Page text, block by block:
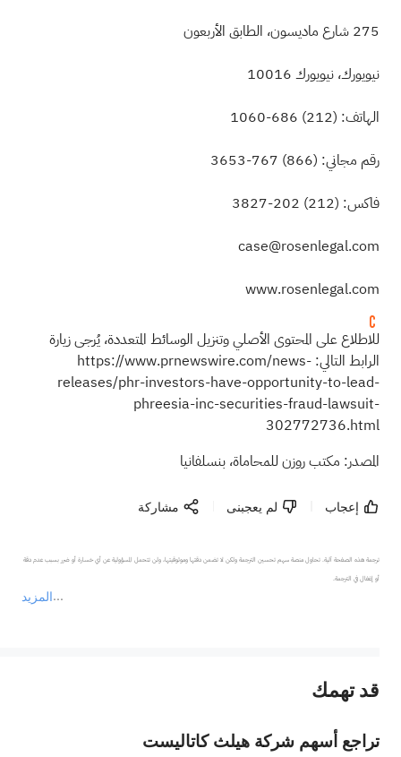
275 شارع ماديسون، الطابق الأربعون
نيويورك، نيويورك 10016
الهاتف: (212)
رقم مجاني: (866)
فاكس: (212)
case@rosenlegal.com
www.rosenlegal.com
للاطلاع على المحتوى الأصلي وتنزيل الوسائط المتعددة، يُرجى زيارة
الرابط التالي: https://www.prnewswire.com/news-
releases/phr-investors-have-opportunity-to-lead-
phreesia-inc-securities-fraud-lawsuit-
302772736.html
المصدر: مكتب روزن للمحاماة، بنسلفانيا
إعجاب لم يعجبنى مشاركة
المزيد
ترجمة هذه الصفحة آلية. تحاول منصة سهم تحسين الترجمة ولكن لا تضمن دقتها وموثوقيتها، ولن تتحمل المسؤولية عن أي خسارة أو ضرر بسبب عدم دقة
أو إغفال في الترجمة.
عند الضرورة، يرجى استشارة مستشار استثمار محترف. لا تقدم منصة سهم أي مشورة استثمارية، ولا تقدم أي التزامات أو ضمانات.
قد تهمك
تراجع أسهم شركة هيلث كاتاليست